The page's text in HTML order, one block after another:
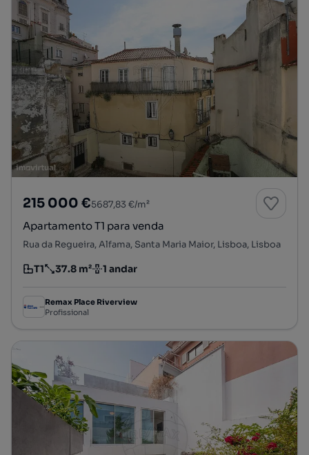
215 000 €5687,83 €/m²
Apartamento T1 para venda
Rua da Regueira, Alfama, Santa Maria Maior, Lisboa, Lisboa
Tipologia
T1
Preço por metro quadrado
37.8 m²
Andar 1 andar
Remax Place Riverview
Profissional